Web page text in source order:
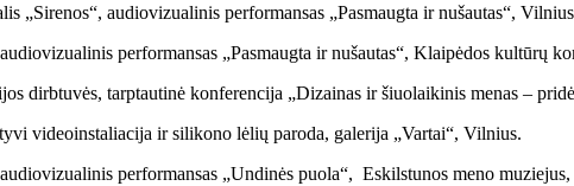
„Sirenos“, audiovizualinis performansas „Pasmaugta ir nušautas“,
performansas „Pasmaugta ir nušautas“, Klaipėdos kultūrų
dirbtuvės, tarptautinė konferencija „Dizainas ir šiuolaikinis menas –
videoinstaliacija ir silikono lėlių paroda, galerija „Vartai“, Vilnius.
performansas „Undinės puola“, Eskilstunos meno